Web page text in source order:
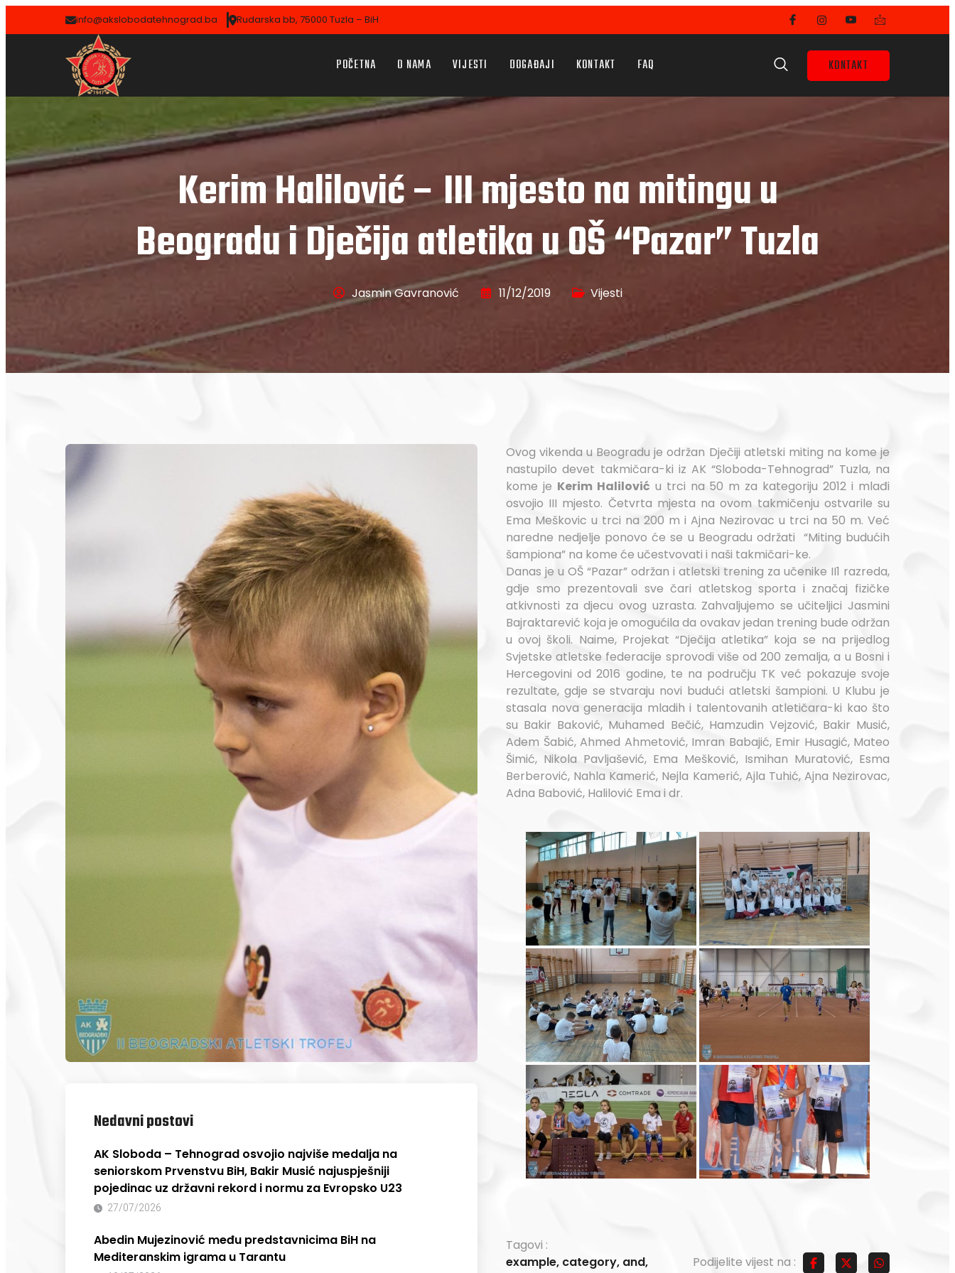
info@akslobodatehnograd.ba Rudarska bb, 75000 Tuzla – BiH
POČETNA O NAMA VIJESTI DOGAĐAJI KONTAKT FAQ KONTAKT
Kerim Halilović – III mjesto na mitingu u
Beogradu i Dječija atletika u OŠ “Pazar” Tuzla
Jasmin Gavranović 11/12/2019 Vijesti
Nedavni postovi
AK Sloboda – Tehnograd osvojio najviše medalja na
seniorskom Prvenstvu BiH, Bakir Musić najuspješniji
pojedinac uz državni rekord i normu za Evropsko U23
27/07/2026
Abedin Mujezinović među predstavnicima BiH na
Mediteranskim igrama u Tarantu
Ovog vikenda u Beogradu je održan Dječiji atletski miting na kome je
nastupilo devet takmičara-ki iz AK “Sloboda-Tehnograd” Tuzla, na
kome je Kerim Halilović u trci na 50 m za kategoriju 2012 i mlađi
osvojio III mjesto. Četvrta mjesta na ovom takmičenju ostvarile su
Ema Meškovic u trci na 200 m i Ajna Nezirovac u trci na 50 m. Već
naredne nedjelje ponovo će se u Beogradu održati “Miting budućih
šampiona” na kome će učestvovati i naši takmičari-ke.
Danas je u OŠ “Pazar” održan i atletski trening za učenike II1 razreda,
gdje smo prezentovali sve čari atletskog sporta i značaj fizičke
atkivnosti za djecu ovog uzrasta. Zahvaljujemo se učiteljici Jasmini
Bajraktarević koja je omogućila da ovakav jedan trening bude održan
u ovoj školi. Naime, Projekat “Dječija atletika” koja se na prijedlog
Svjetske atletske federacije sprovodi više od 200 zemalja, a u Bosni i
Hercegovini od 2016 godine, te na području TK već pokazuje svoje
rezultate, gdje se stvaraju novi budući atletski šampioni. U Klubu je
stasala nova generacija mladih i talentovanih atletičara-ki kao što
su Bakir Baković, Muhamed Bečić, Hamzudin Vejzović, Bakir Musić,
Adem Šabić, Ahmed Ahmetović, Imran Babajić, Emir Husagić, Mateo
Šimić, Nikola Pavljašević, Ema Mešković, Ismihan Muratović, Esma
Berberović, Nahla Kamerić, Nejla Kamerić, Ajla Tuhić, Ajna Nezirovac,
Adna Babović, Halilović Ema i dr.
Tagovi :
example, category, and,
Podijelite vijest na :